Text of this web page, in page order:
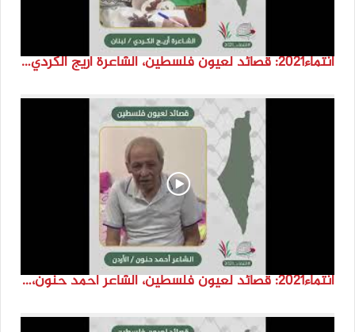
انتماء2021: قصائد لعيون فلسطين، الشاعرة اريج الكردي، لبنان
انتماء2021: قصائد لعيون فلسطين، الشاعر احمد حنون، الاردن